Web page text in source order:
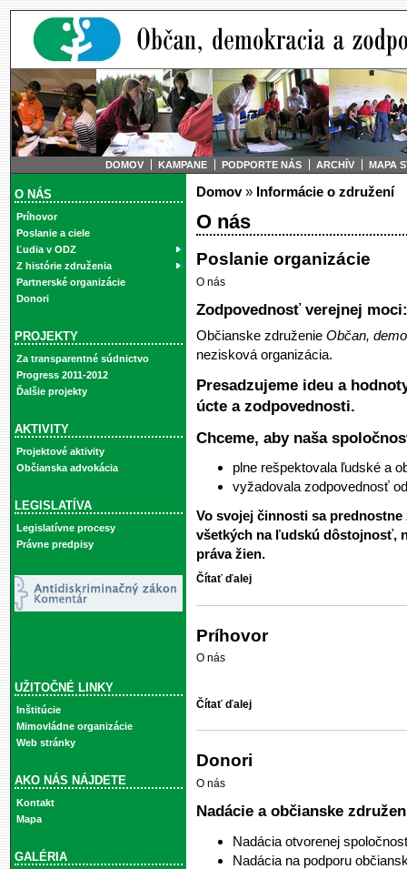
DOMOV KAMPANE PODPORTE NÁS ARCHÍV MAPA
O NÁS
Príhovor
Poslanie a ciele
Ľudia v ODZ
Z histórie združenia
Partnerské organizácie
Donori
PROJEKTY
Za transparentné súdnictvo
Progress 2011-2012
Ďalšie projekty
AKTIVITY
Projektové aktivity
Občianska advokácia
LEGISLATÍVA
Legislatívne procesy
Právne predpisy
UŽITOČNÉ LINKY
Inštitúcie
Mimovládne organizácie
Web stránky
AKO NÁS NÁJDETE
Kontakt
Mapa
GALÉRIA
Domov» Informácie o združení
O nás
Poslanie organizácie
O nás
Zodpovednosť verejnej
Občianske združenie Občan,
nezisková organizácia.
Presadzujeme ideu a
úcte a zodpovednosti.
Chceme, aby naša
plne rešpektovala ľudské a
vyžadovala zodpovednosť
Vo svojej činnosti sa prednostne
všetkých na ľudskú dôstojnosť,
práva žien.
Čítať ďalej
Príhovor
O nás
Čítať ďalej
Donori
O nás
Nadácie a občianske
Nadácia otvorenej
Nadácia na podporu